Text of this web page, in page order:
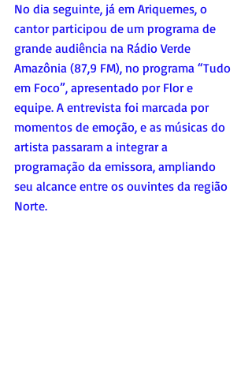
No dia seguinte, já em Ariquemes, o
cantor participou de um programa de
grande audiência na Rádio Verde
Amazônia (87,9 FM), no programa “Tudo
em Foco”, apresentado por Flor e
equipe. A entrevista foi marcada por
momentos de emoção, e as músicas do
artista passaram a integrar a
programação da emissora, ampliando
seu alcance entre os ouvintes da região
Norte.